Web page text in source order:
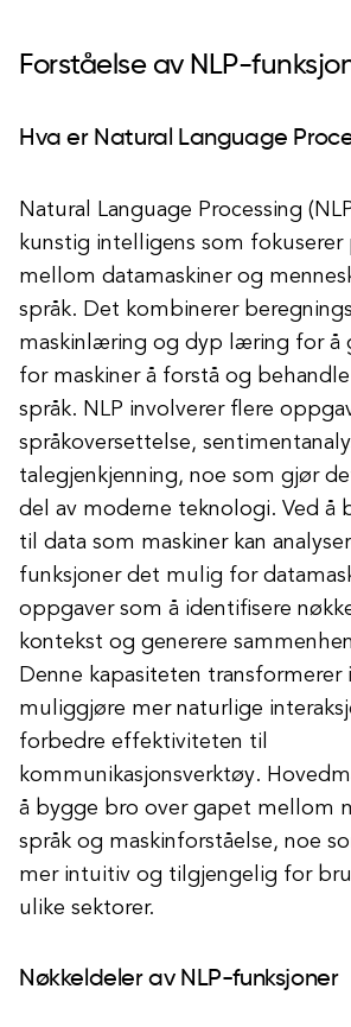
Forståelse av NLP-
Hva er Natural Language
Natural Language Processing
kunstig intelligens som fokuserer
mellom datamaskiner og
språk. Det kombinerer
maskinlæring og dyp læring for å
for maskiner å forstå og
språk. NLP involverer flere
språkoversettelse,
talegjenkjenning, noe som gjør
del av moderne teknologi. Ved å
til data som maskiner kan
funksjoner det mulig for
oppgaver som å identifisere
kontekst og generere
Denne kapasiteten transformerer
muliggjøre mer naturlige
forbedre effektiviteten til
kommunikasjonsverktøy.
å bygge bro over gapet mellom
språk og maskinforståelse, noe
mer intuitiv og tilgjengelig for
ulike sektorer.
Nøkkeldeler av NLP-funksjoner